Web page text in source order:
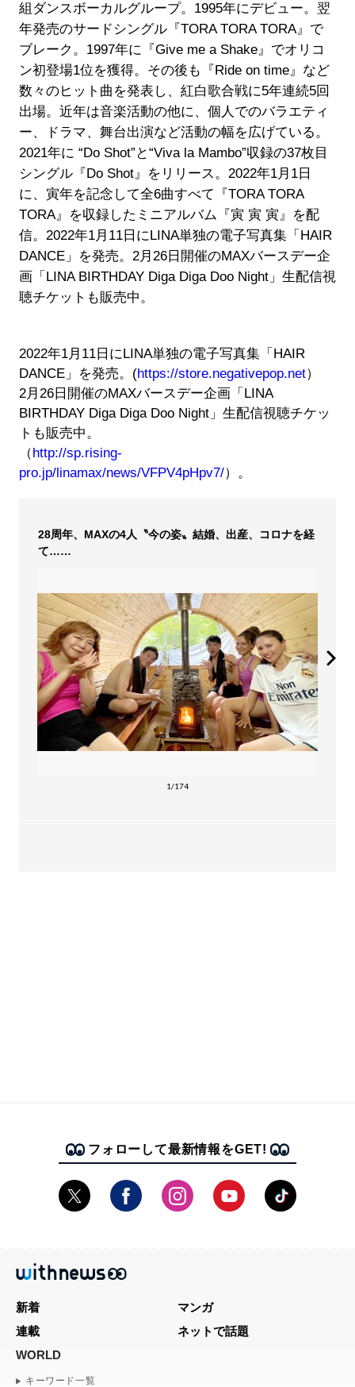
組ダンスボーカルグループ。1995年にデビュー。翌
年発売のサードシングル『TORA TORA TORA』で
ブレーク。1997年に『Give me a Shake』でオリコ
ン初登場1位を獲得。その後も『Ride on time』など
数々のヒット曲を発表し、紅白歌合戦に5年連続5回
出場。近年は音楽活動の他に、個人でのバラエティ
ー、ドラマ、舞台出演など活動の幅を広げている。
2021年に “Do Shot”と“Viva la Mambo”収録の37枚目
シングル『Do Shot』をリリース。2022年1月1日
に、寅年を記念して全6曲すべて『TORA TORA
TORA』を収録したミニアルバム『寅 寅 寅』を配
信。2022年1月11日にLINA単独の電子写真集「HAIR
DANCE」を発売。2月26日開催のMAXバースデー企
画「LINA BIRTHDAY Diga Diga Doo Night」生配信視
聴チケットも販売中。
2022年1月11日にLINA単独の電子写真集「HAIR
DANCE」を発売。(https://store.negativepop.net）
2月26日開催のMAXバースデー企画「LINA
BIRTHDAY Diga Diga Doo Night」生配信視聴チケッ
トも販売中。
（ http://sp.rising-
pro.jp/linamax/news/VFPV4pHpv7/）。
28周年、MAXの4人〝今の姿〟結婚、出産、コロナを経
て……
1/174
フォローして最新情報をGET!
新着
マンガ
連載
ネットで話題
WORLD
キーワード一覧